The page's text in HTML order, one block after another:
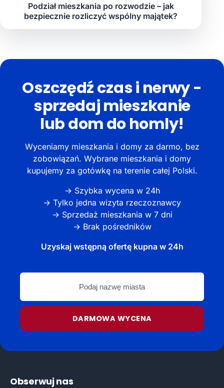
Podział mieszkania po rozwodzie – jak
bezpiecznie rozliczyć wspólny majątek?
Oszczędź czas i nerwy -
sprzedaj mieszkanie
lub dom do homly!
Wyceniamy mieszkania i domy za darmo, bez
zobowiązań. Wybrane mieszkania i domy
kupujemy za gotówkę na terenie całej Polski.
→ Szybka wycena w 24h
→ Tylko jedna wizyta rzeczoznawcy
→ Sprzedaż mieszkania w 7 dni
→ Brak pośredników
Uzyskaj wstępną ofertę kupna w 24h
Podaj
miasta
DARMOWA WYCENA
Obserwuj nas